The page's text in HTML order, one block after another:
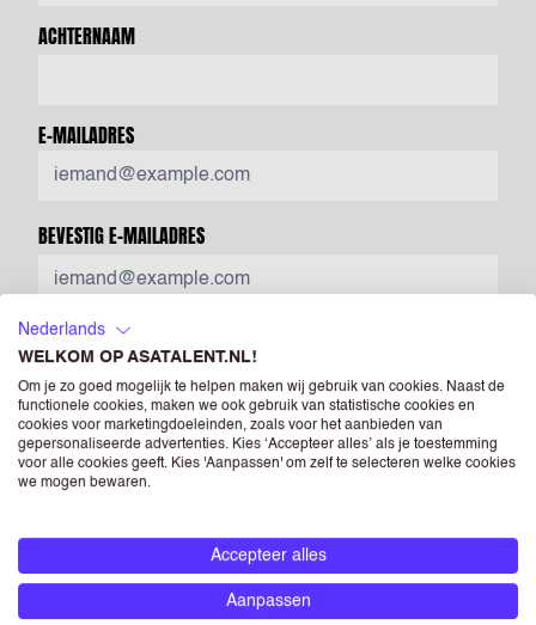
ACHTERNAAM
E-MAILADRES
BEVESTIG E-MAILADRES
MOBIEL TELEFOONNUMMER
Voer een geldig telefoonnummer in. Bijvoorbeeld +31612345678,
0031612345678 of 0612345678.
Nederlands
WELKOM OP ASATALENT.NL!
Om je zo goed mogelijk te helpen maken wij gebruik van cookies. Naast de
functionele cookies, maken we ook gebruik van statistische cookies en
cookies voor marketingdoeleinden, zoals voor het aanbieden van
gepersonaliseerde advertenties. Kies ‘Accepteer alles’ als je toestemming
voor alle cookies geeft. Kies 'Aanpassen' om zelf te selecteren welke cookies
we mogen bewaren.
Accepteer alles
Aanpassen